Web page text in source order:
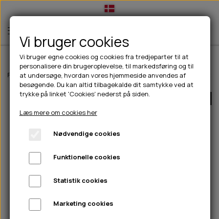
TIL HUND
💧FODER- VANDSKÅLE
CHICOPEE
GODBIDSTASKE
HALSBÅND
🦴 GODBIDDER & SNACKS
🍖 SMAGSVARIANTER
🎾 LEGETØJ
TÆNDER, ØRE, ØJE, POTER & NÆSE
🐾 UDSTYR & KOMFORT
TIL HUNDEEJER
DRIKKEFLASKER/TERMOFLASKER
HUER OG VANTER
PINEWOOD SALES
TIL KAT
TILBUD
NYHEDER
ABONNEMENT
Forside Til hunde Godbidder & Snacks Pølser Snack'it Kabanos
Vi bruger cookies
Vi bruger egne cookies og cookies fra tredjeparter til at
personalisere din brugeroplevelse, til markedsføring og til
at undersøge, hvordan vores hjemmeside anvendes af
besøgende. Du kan altid tilbagekalde dit samtykke ved at
trykke på linket 'Cookies' nederst på siden.
Læs mere om cookies her
Nødvendige cookies
Funktionelle cookies
Statistik cookies
Marketing cookies